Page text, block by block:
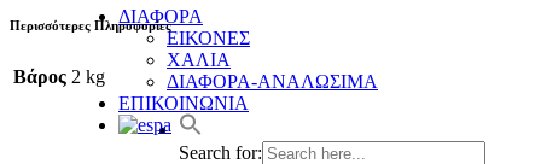
ΔΙΑΦΟΡΑ
ΕΙΚΟΝΕΣ
ΧΑΛΙΑ
ΔΙΑΦΟΡΑ-ΑΝΑΛΩΣΙΜΑ
ΕΠΙΚΟΙΝΩΝΙΑ
Search for:
Περισσότερες Πληροφορίες
Βάρος 2 kg